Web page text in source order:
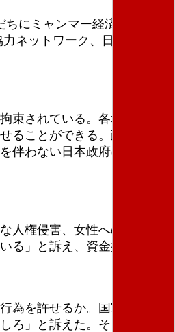
にミャンマー経済支援の見
ネットワーク、日本国際ボ
されている。各地で抵抗
ることができる。政府・外
伴わない日本政府にうんざ
人権侵害、女性への性暴
る」と訴え、資金援助をや
を許せるか。国軍を倒す
ろ」と訴えた。そして、ミ